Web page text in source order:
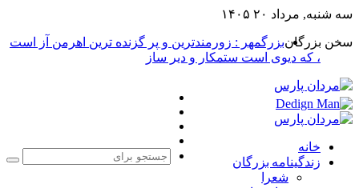
سه شنبه, مرداد ۲۰ ۱۴۰۵
سخن بزرگانبزرگمهر : زورمندترین و پر گزنده ترین اهرمن آز است
، که دیوی است ستمکار و دیر ساز
خانه
زندگینامه بزرگان
شعرا